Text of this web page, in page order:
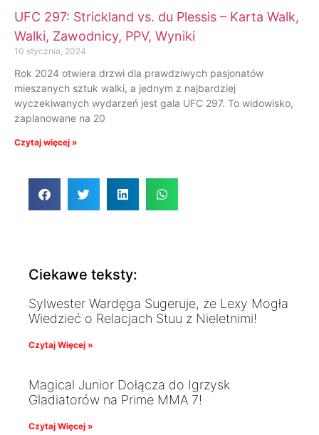
UFC 297: Strickland vs. du Plessis – Karta Walk,
Walki, Zawodnicy, PPV, Wyniki
10 stycznia, 2024
Rok 2024 otwiera drzwi dla prawdziwych pasjonatów
mieszanych sztuk walki, a jednym z najbardziej
wyczekiwanych wydarzeń jest gala UFC 297. To widowisko,
zaplanowane na 20
Czytaj więcej »
Ciekawe teksty:
Sylwester Wardęga Sugeruje, że Lexy Mogła
Wiedzieć o Relacjach Stuu z Nieletnimi!
Czytaj Więcej »
Magical Junior Dołącza do Igrzysk
Gladiatorów na Prime MMA 7!
Czytaj Więcej »